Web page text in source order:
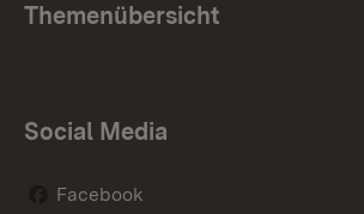
Themenübersicht
Social Media
Facebook